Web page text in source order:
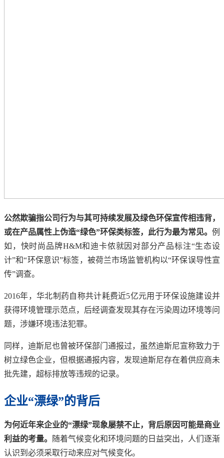
公然欺骗指公司行为与其可持续发展及绿色环保宣传相违背，
或在产品属性上伪造“绿色”环保类标签，此行为最为常见。 例
如，快时尚品牌H&M和迪卡侬就因对部分产品标注“生态设
计”和“环保意识”标签，被荷兰市场监管机构以“环保误导性宣
传”调查。
2016年，华北制药自称共计耗费近5亿元用于环保设施建设并
获得环境管理示范点，后经调查发现其存在污染周边环境等问
题，涉嫌环境违法犯罪。
同样，迪斯尼也曾被环保部门通报过，虽然迪斯尼宣称致力于
树立绿色企业，但根据通报内容，发现迪斯尼存在着供应商未
批先建，超标排放等违规的记录。
企业“漂绿”的背后
为何近年来企业的“漂绿”现象屡禁不止，背后原因可能是商业
利益的考量。
随着气候变化和环境问题的日益突出，人们逐渐
认识到必须采取行动来应对气候变化。